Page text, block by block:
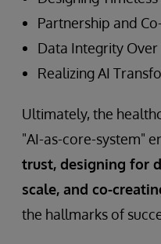
Partnership and
Data Integrity
Realizing AI
Ultimately, the
"AI-as-core-system"
trust, designing for
scale, and co-
the hallmarks of